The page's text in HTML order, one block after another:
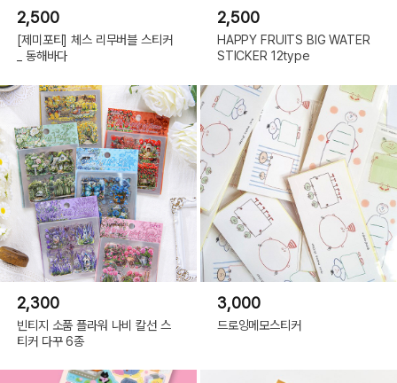
2,500
[제미포티] 체스 리무버블 스티커
_ 동해바다
2,500
HAPPY FRUITS BIG WATER
STICKER 12type
2,300
빈티지 소품 플라워 나비 칼선 스
티커 다꾸 6종
3,000
드로잉메모스티커